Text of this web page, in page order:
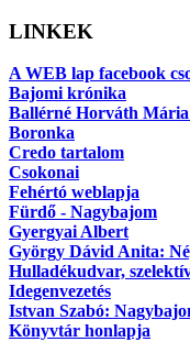
LINKEK
A WEB lap facebook
Bajomi krónika
Ballérné Horváth
Boronka
Credo tartalom
Csokonai
Fehértó weblapja
Fürdő - Nagybajom
Gyergyai Albert
György Dávid Anita:
Hulladékudvar,
Idegenvezetés
Istvan Szabó:
Könyvtár honlapja